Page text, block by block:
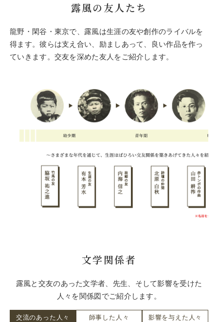
露風の友人たち
龍野・閑谷・東京で、露風は生涯の友や創作のライバルを
得ます。彼らは支え合い、励ましあって、良い作品を作っ
ていきます。交友を深めた友人をご紹介します。
文学関係者
露風と交友のあった文学者、先生、そして影響を受けた
人々を関係図でご紹介します。
交流のあった人々 師事した人々 影響を与えた人々